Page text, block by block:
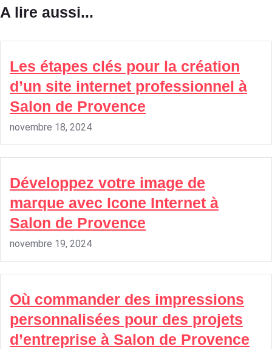
A lire aussi...
Les étapes clés pour la création
d’un site internet professionnel à
Salon de Provence
novembre 18, 2024
Développez votre image de
marque avec Icone Internet à
Salon de Provence
novembre 19, 2024
Où commander des impressions
personnalisées pour des projets
d’entreprise à Salon de Provence